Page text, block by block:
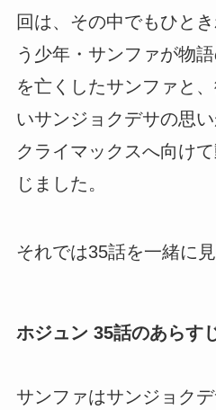
回は、その中でもひと
う少年・サンファが物
を亡くしたサンファと
いサンジョクデサの思
クライマックスへ向け
じました。
それでは35話を一緒に
ホジュン 35話のあらす
サンファはサンジョク